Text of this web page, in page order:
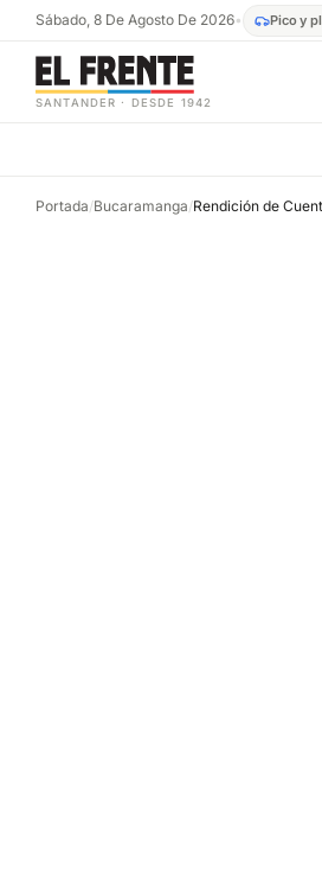
Sábado, 8 De Agosto De 2026• Pico y
SANTANDER · DESDE 1942
Portada/Bucaramanga/Rendición de